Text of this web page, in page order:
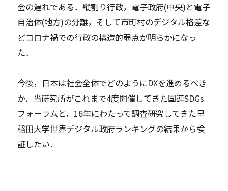
会の遅れである．縦割り行政，電子政府(中央)と電子
自治体(地方)の分離，そして市町村のデジタル格差な
どコロナ禍での行政の構造的弱点が明らかになっ
た．
今後，日本は社会全体でどのようにDXを進めるべき
か．当研究所がこれまで4度開催してきた国連SDGs
フォーラムと，16年にわたって調査研究してきた早
稲田大学世界デジタル政府ランキングの結果から検
証したい．